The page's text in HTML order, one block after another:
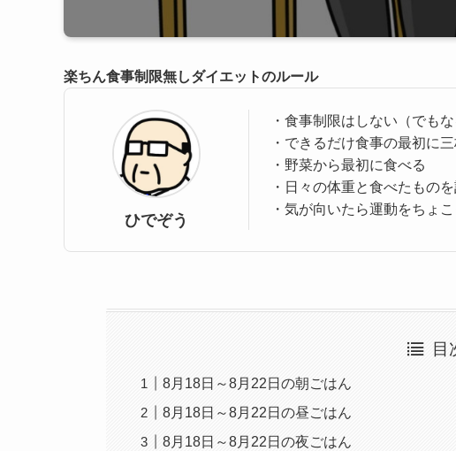
楽ちん食事制限無しダイエットのルール
ひでぞう
・食事制限はしない（でも
・できるだけ食事の最初に
・野菜から最初に食べる
・日々の体重と食べたもの
・気が向いたら運動をちょ
目
8月18日～8月22日の朝ごはん
8月18日～8月22日の昼ごはん
8月18日～8月22日の夜ごはん